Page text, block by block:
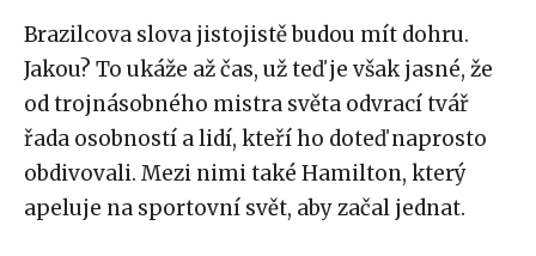
Brazilcova slova jistojistě budou mít dohru.
Jakou? To ukáže až čas, už teď je však jasné, že
od trojnásobného mistra světa odvrací tvář
řada osobností a lidí, kteří ho doteď naprosto
obdivovali. Mezi nimi také Hamilton, který
apeluje na sportovní svět, aby začal jednat.